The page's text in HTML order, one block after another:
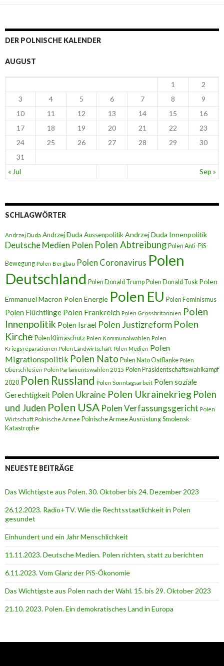
DER POLNISCHE KALENDER
AUGUST
« Jul Sep »
1
2
3
4 5 6 7 8
9
10
11 12 13 14 15
16
17
18 19 20 21 22
23
24
25 26 27 28 29
30
31
SCHLAGWÖRTER
Andrzej Duda Andrzej Duda AussenpolitikAndrzej Duda Innenpolitik
Deutsche Medien Polen Polen Abtreibung Polen Anti-PiS-
Bewegung Polen Bergbau Polen Coronavirus Polen
Deutschland Polen Donald Trump Polen Donald Tusk Polen
Emmanuel Macron Polen Energie Polen EU Polen Feminismus
Polen Flüchtlinge Polen Frankreich Polen Grossbritannien Polen
Innenpolitik Polen Israel Polen Justizreform Polen
Kirche Polen Klimaschutz Polen Kommunalwahlen Polen
Kriegsreparationen Polen Landwirtschaft Polen Medien Polen
Migrationspolitik Polen Nato Polen Nato Ostflanke Polen
Oberschlesien Polen Parlamentswahlen 2015 Polen Präsidentschaftswahlkampf
2020 Polen Russland Polen Sonntagsarbeit Polen soziale
Gerechtigkeit Polen Ukraine Polen Ukrainekrieg Polen
und Juden Polen USA Polen Verfassungsgericht Polen
Wirtschaft Polnische Armee Polnische Armee Ausrüstung Smolensk-
Katastrophe
NEUESTE BEITRÄGE
Das Wichtigste aus Polen. 30. Oktober bis 24. Dezember 2023
26.12.2023. Radio+TV. Wie die Rechtsstaatlichkeit in Polen
gesundet
Einhundert und ein Jahr Menschlichkeit
11.11.2023. Deutsche Medien. Polen richten, statt zu berichten
6.11.2023. Vom Glanz der PiS-Ӧkonomie
Das Wichtigste aus Polen nach der Wahl. 15. bis 29. Oktober 2023
21.10. 2023. Polen. Ein demokratisches Land in Europa